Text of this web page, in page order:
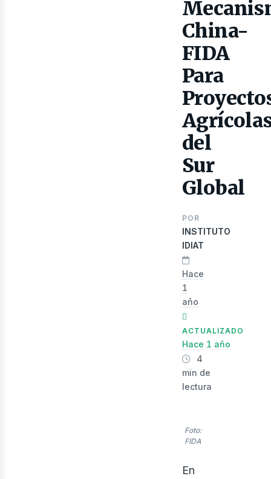
China-
FIDA
Para
del
Sur
Global
POR
INSTITUTO
IDIAT
Hace
1
año
ACTUALIZADO
Hace 1 año
4
min de
lectura
Foto:
FIDA
En